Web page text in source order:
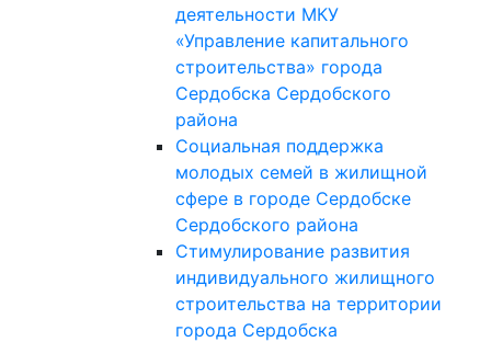
деятельности МКУ
«Управление капитального
строительства» города
Сердобска Сердобского
района
Социальная поддержка
молодых семей в жилищной
сфере в городе Сердобске
Сердобского района
Стимулирование развития
индивидуального жилищного
строительства на территории
города Сердобска